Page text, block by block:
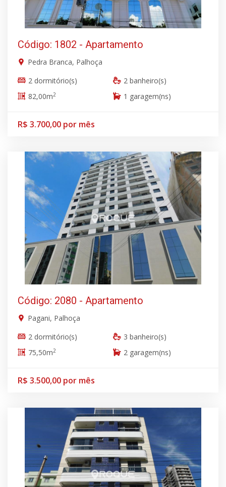
Código: 1802 - Apartamento
Pedra Branca, Palhoça
2 dormitório(s)
2 banheiro(s)
82,00m2 1 garagem(ns)
R$ 3.700,00 por mês
Código: 2080 - Apartamento
Pagani, Palhoça
2 dormitório(s)
3 banheiro(s)
75,50m2 2 garagem(ns)
R$ 3.500,00 por mês